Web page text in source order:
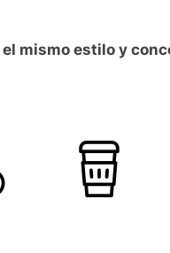
el mismo estilo y